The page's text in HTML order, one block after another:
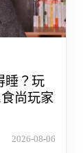
睡？玩
尚玩家
2026-08-06